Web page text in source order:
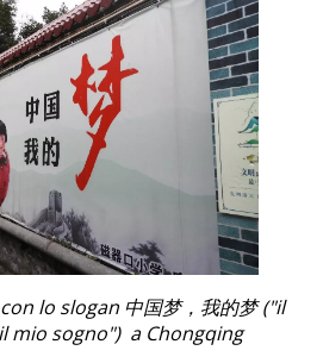
lo slogan 中国梦，我的梦 ("il
mio sogno") a Chongqing